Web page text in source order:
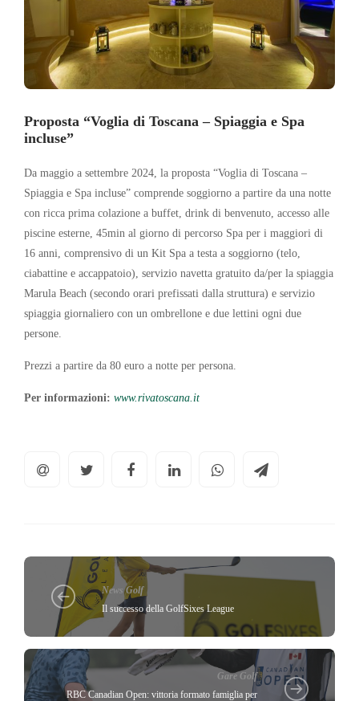
Proposta “Voglia di Toscana – Spiaggia e Spa
incluse”
Da maggio a settembre 2024, la proposta “Voglia di Toscana –
Spiaggia e Spa incluse” comprende soggiorno a partire da una notte
con ricca prima colazione a buffet, drink di benvenuto, accesso alle
piscine esterne, 45min al giorno di percorso Spa per i maggiori di
16 anni, comprensivo di un Kit Spa a testa a soggiorno (telo,
ciabattine e accappatoio), servizio navetta gratuito da/per la spiaggia
Marula Beach (secondo orari prefissati dalla struttura) e servizio
spiaggia giornaliero con un ombrellone e due lettini ogni due
persone.
Prezzi a partire da 80 euro a notte per persona.
Per informazioni: www.rivatoscana.it
News Golf
Il successo della GolfSixes League
Gare Golf
RBC Canadian Open: vittoria formato famiglia per